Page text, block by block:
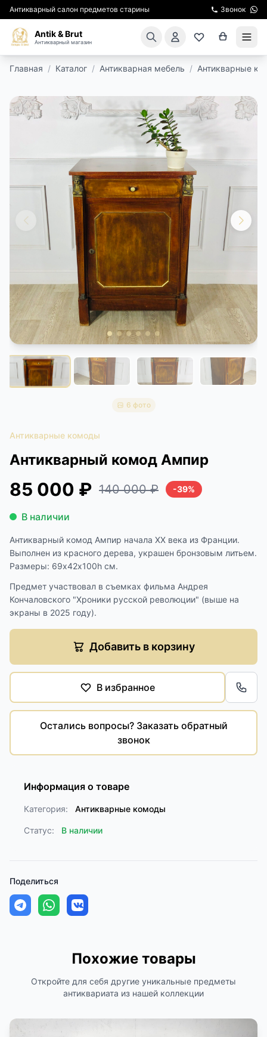
Антикварный салон предметов старины Звонок
Antik & Brut
Антикварный магазин
АРЕНДА МЕБЕЛИ
КИНОСЪЕМКА
ЭКСКУРСИИ
РЕСТАВРАЦИЯ
КУРСЫ ПО РЕСТАВРАЦИИ
КОНТАКТЫ
ДОСТАВКА И ОПЛАТА
Главная / Каталог / Антикварная мебель / Антикварные
6 фото
Антикварные комоды
Антикварный комод Ампир
85 000 ₽ 140 000 ₽ -39%
В наличии
Антикварный комод Ампир начала XX века из Франции.
Выполнен из красного дерева, украшен бронзовым литьем.
Размеры: 69х42х100h см.
Предмет участвовал в съемках фильма Андрея
Кончаловского "Хроники русской революции" (выше на
экраны в 2025 году).
Добавить в корзину
В избранное
Остались вопросы? Заказать обратный
звонок
Информация о товаре
Категория: Антикварные комоды
Статус: В наличии
Поделиться
Похожие товары
Откройте для себя другие уникальные предметы
антиквариата из нашей коллекции